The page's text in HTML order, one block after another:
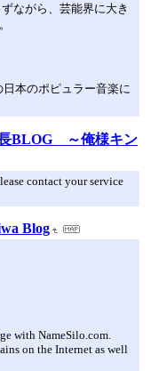
ながら、芸能界に大き
本のポピュラー音楽に
BLOG ～俺様キン
contact your service
Blog
with NameSilo.com.
on the Internet as well